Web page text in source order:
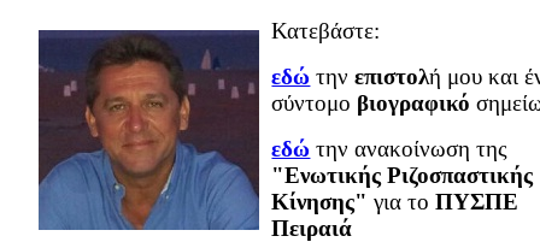
Κατεβάστε:
εδώ τηνεπιστολή μου και
σύντομο βιογραφικό
εδώ την ανακοίνωση της
"Ενωτικής Ριζοσπαστικής
Κίνησης" για τοΠΥΣΠΕ
Πειραιά